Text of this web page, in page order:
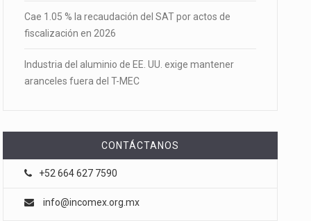
Cae 1.05 % la recaudación del SAT por actos de
fiscalización en 2026
Industria del aluminio de EE. UU. exige mantener
aranceles fuera del T-MEC
CONTÁCTANOS
+52 664 627 7590
info@incomex.org.mx